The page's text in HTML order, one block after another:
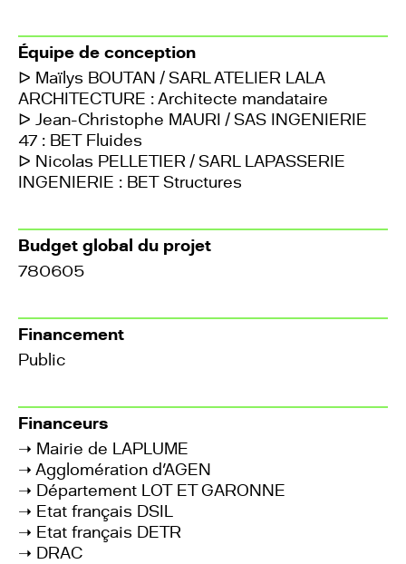
Équipe de conception
ᐅ Maïlys BOUTAN / SARL ATELIER LALA
ARCHITECTURE : Architecte mandataire
ᐅ Jean-Christophe MAURI / SAS INGENIERIE
47 : BET Fluides
ᐅ Nicolas PELLETIER / SARL LAPASSERIE
INGENIERIE : BET Structures
Budget global du projet
780605
Financement
Public
Financeurs
➝ Mairie de LAPLUME
➝ Agglomération d'AGEN
➝ Département LOT ET GARONNE
➝ Etat français DSIL
➝ Etat français DETR
➝ DRAC